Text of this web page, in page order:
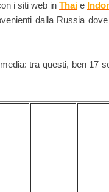
i siti web in Thai e
dalla Russia
tra questi, ben 17